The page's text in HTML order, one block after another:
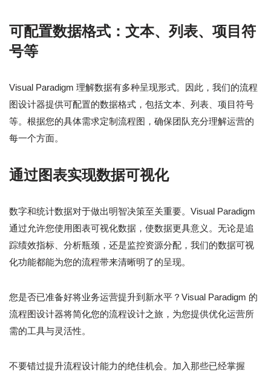
可配置数据格式：文本、列表、项目符
号等
Visual Paradigm 理解数据有多种呈现形式。因此，我们的流程
图设计器提供可配置的数据格式，包括文本、列表、项目符号
等。根据您的具体需求定制流程图，确保团队充分理解运营的
每一个方面。
通过图表实现数据可视化
数字和统计数据对于做出明智决策至关重要。Visual Paradigm
通过允许您使用图表可视化数据，使数据更具意义。无论是追
踪绩效指标、分析瓶颈，还是监控资源分配，我们的数据可视
化功能都能为您的流程带来清晰明了的呈现。
您是否已准备好将业务运营提升到新水平？Visual Paradigm 的
流程图设计器将简化您的流程设计之旅，为您提供优化运营所
需的工具与灵活性。
不要错过提升流程设计能力的绝佳机会。加入那些已经掌握